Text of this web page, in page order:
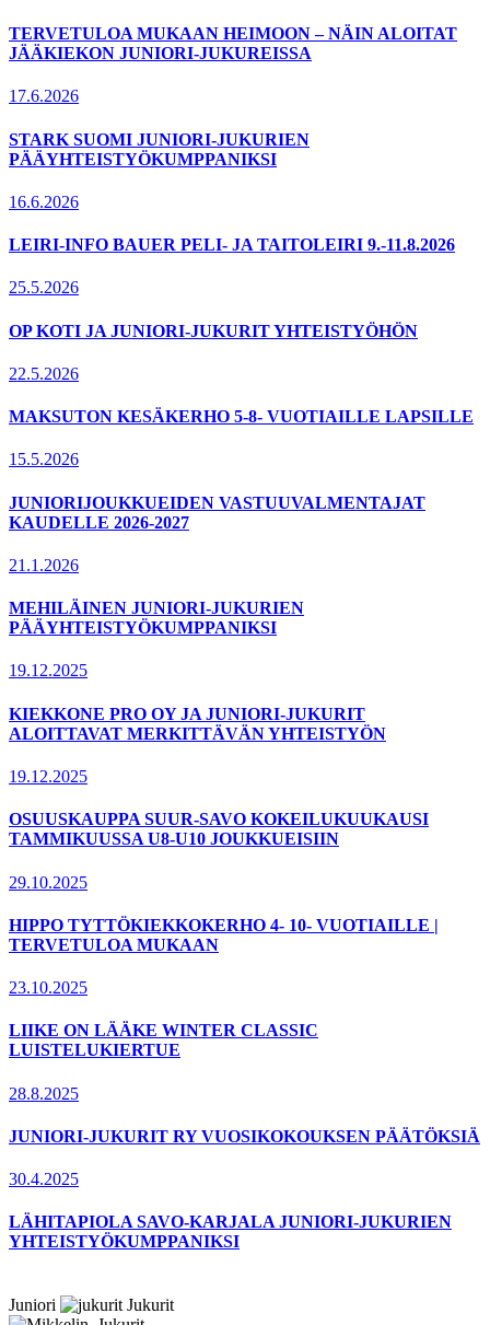
TERVETULOA MUKAAN HEIMOON – NÄIN ALOITAT
JÄÄKIEKON JUNIORI-JUKUREISSA
17.6.2026
STARK SUOMI JUNIORI-JUKURIEN
PÄÄYHTEISTYÖKUMPPANIKSI
16.6.2026
LEIRI-INFO BAUER PELI- JA TAITOLEIRI 9.-11.8.2026
25.5.2026
OP KOTI JA JUNIORI-JUKURIT YHTEISTYÖHÖN
22.5.2026
MAKSUTON KESÄKERHO 5-8- VUOTIAILLE LAPSILLE
15.5.2026
JUNIORIJOUKKUEIDEN VASTUUVALMENTAJAT
KAUDELLE 2026-2027
21.1.2026
MEHILÄINEN JUNIORI-JUKURIEN
PÄÄYHTEISTYÖKUMPPANIKSI
19.12.2025
KIEKKONE PRO OY JA JUNIORI-JUKURIT
ALOITTAVAT MERKITTÄVÄN YHTEISTYÖN
19.12.2025
OSUUSKAUPPA SUUR-SAVO KOKEILUKUUKAUSI
TAMMIKUUSSA U8-U10 JOUKKUEISIIN
29.10.2025
HIPPO TYTTÖKIEKKOKERHO 4- 10- VUOTIAILLE |
TERVETULOA MUKAAN
23.10.2025
LIIKE ON LÄÄKE WINTER CLASSIC
LUISTELUKIERTUE
28.8.2025
JUNIORI-JUKURIT RY VUOSIKOKOUKSEN PÄÄTÖKSIÄ
30.4.2025
LÄHITAPIOLA SAVO-KARJALA JUNIORI-JUKURIEN
YHTEISTYÖKUMPPANIKSI
Juniori Jukurit